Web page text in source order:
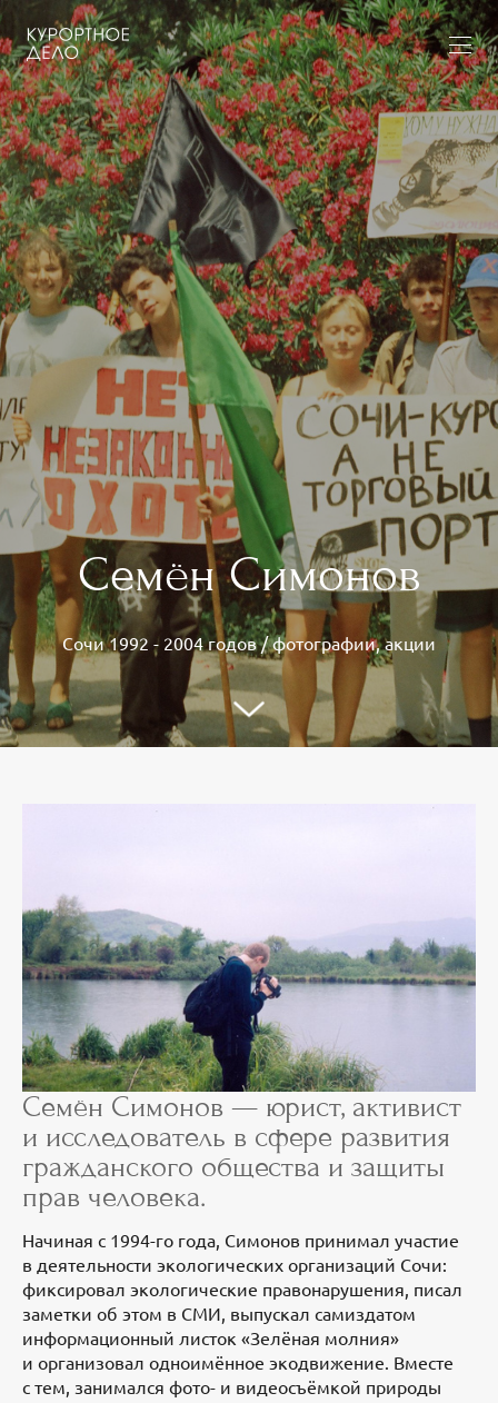
Семён Симонов
Сочи 1992 - 2004 годов / фотографии, акции
Семён Симонов — юрист, активист
и исследователь в сфере развития
гражданского общества и защиты
прав человека.
Начиная с 1994-го года, Симонов принимал участие
в деятельности экологических организаций Сочи:
фиксировал экологические правонарушения, писал
заметки об этом в СМИ, выпускал самиздатом
информационный листок «Зелёная молния»
и организовал одноимённое экодвижение. Вместе
с тем, занимался фото- и видеосъёмкой природы